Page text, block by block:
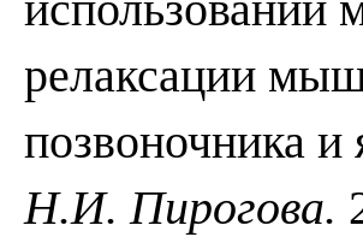
релаксации
позвоночника
Н.И. Пирогова.